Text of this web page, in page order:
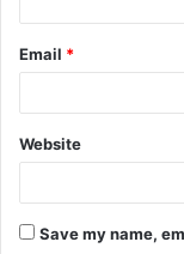
Email *
Website
Save my name,